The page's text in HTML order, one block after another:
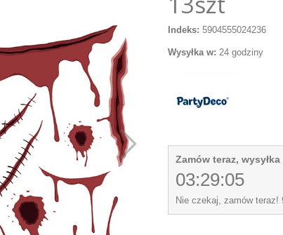
Indeks: 5904555024236
Wysyłka w: 24 godziny
Zamów teraz,
03:29:04
Nie czekaj, zamów teraz!